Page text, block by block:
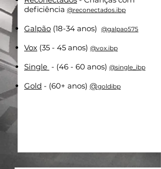
deficiência @reconectados.ibp
Galpão (18-34 anos) @galpao575
Vox (35 - 45 anos) @vox.ibp
Single - (46 - 60 anos) @single_ibp
Gold - (60+ anos) @goldibp